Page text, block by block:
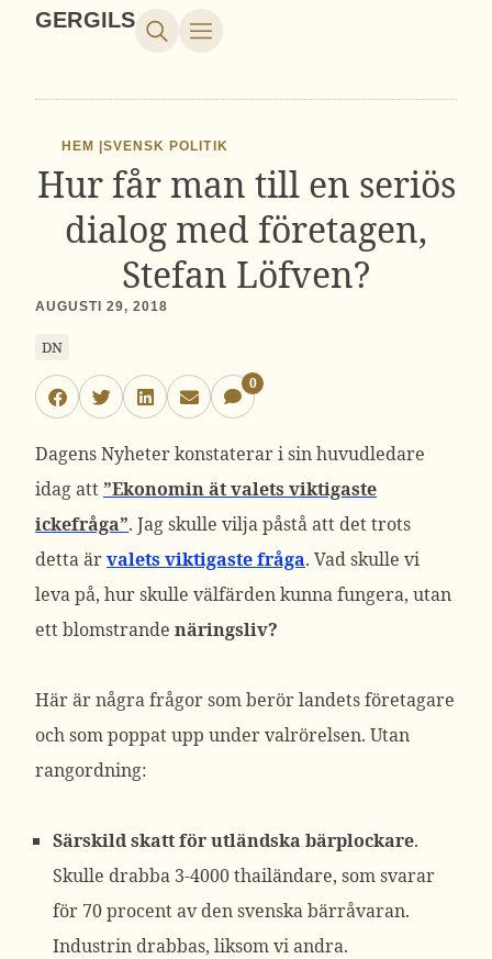
GERGILS
HEM |SVENSK POLITIK
Hur får man till en seriös
dialog med företagen,
Stefan Löfven?
AUGUSTI 29, 2018
DN
0
Dagens Nyheter konstaterar i sin huvudledare
idag att”Ekonomin ät valets viktigaste
ickefråga”. Jag skulle vilja påstå att det trots
detta ärvalets viktigaste fråga. Vad skulle vi
leva på, hur skulle välfärden kunna fungera, utan
ett blomstrande näringsliv?
Här är några frågor som berör landets företagare
och som poppat upp under valrörelsen. Utan
rangordning:
Särskildskatt för utländska bärplockare.
Skulle drabba 3-4000 thailändare, som svarar
för 70 procent av den svenska bärråvaran.
Industrin drabbas, liksom vi andra.